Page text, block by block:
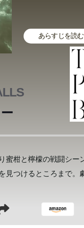
あらすじを読む
蜜柑と檸檬の戦闘シー
見つけるところまで。